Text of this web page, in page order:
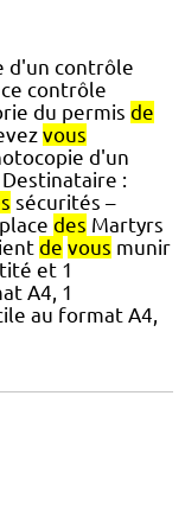
d'un contrôle
ce contrôle
du permis de
vous
d'un
:
sécurités –
des Martyrs
de vous munir
et 1
A4, 1
au format A4,